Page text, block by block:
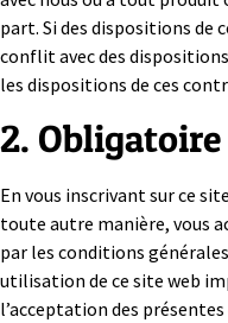
part. Si des dispositions
conflit avec des
les dispositions de ces
2. Obligatoire
En vous inscrivant sur ce
toute autre manière, vous
par les conditions
utilisation de ce site web
l’acceptation des